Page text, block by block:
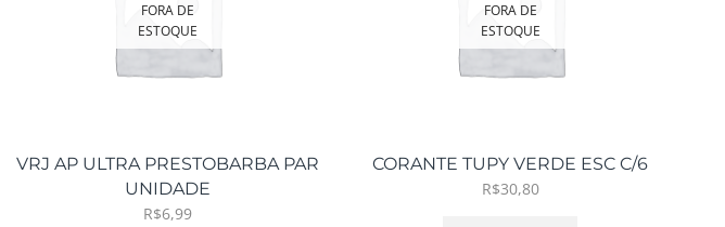
FORA DE
ESTOQUE
VRJ AP ULTRA PRESTOBARBA PAR
UNIDADE
R$6,99
FORA DE
ESTOQUE
CORANTE TUPY VERDE ESC C/6
R$30,80